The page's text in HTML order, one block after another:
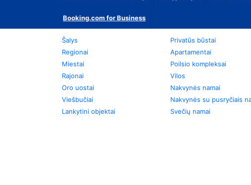
Booking.com for Business
Šalys
Regionai
Miestai
Rajonai
Oro uostai
Viešbučiai
Lankytini objektai
Privatūs būstai
Apartamentai
Poilsio kompleksai
Vilos
Nakvynės namai
Nakvynės su pusryčiais
Svečių namai